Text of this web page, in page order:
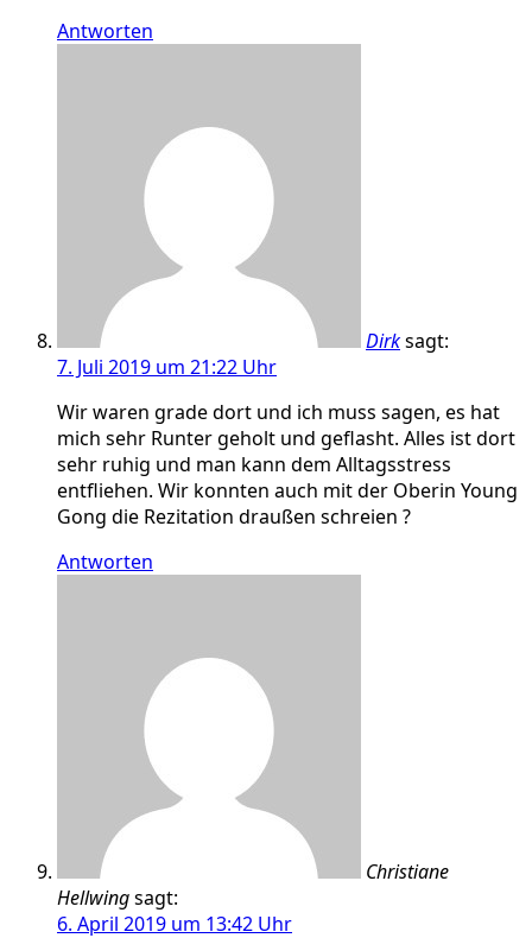
Antworten
Dirksagt:
7. Juli 2019 um 21:22 Uhr
Wir waren grade dort und ich muss sagen, es hat
mich sehr Runter geholt und geflasht. Alles ist dort
sehr ruhig und man kann dem Alltagsstress
entfliehen. Wir konnten auch mit der Oberin Young
Gong die Rezitation draußen schreien ?
Antworten
Christiane
Hellwingsagt:
6. April 2019 um 13:42 Uhr